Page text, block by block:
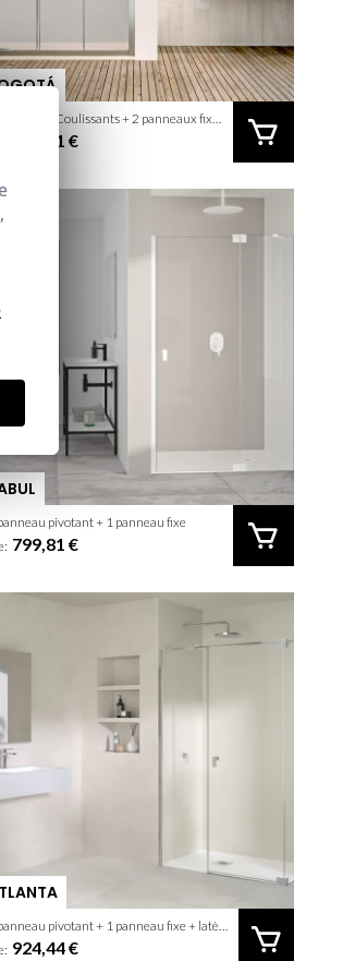
557,81 €
pivotant + 1 panneau fixe
799,81 €
1 panneau pivotant + 1 panneau fixe + latèral fixe
924,44 €